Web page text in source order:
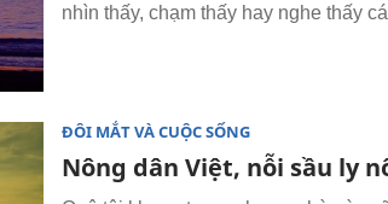
nhìn thấy, chạm thấy hay nghe thấy
ĐÔI MẮT VÀ CUỘC SỐNG
Nông dân Việt, nỗi sầu ly